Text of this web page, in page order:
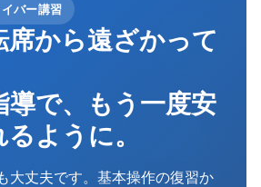
バー講習
席から遠ざかって
導で、もう一度安
ように。
大丈夫です。基本操作の復習か